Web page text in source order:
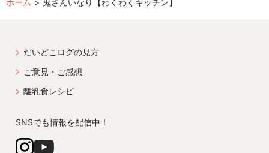
ホーム 鬼さんいなり【わくわくキッチン】
だいどこログの見方
ご意見・ご感想
離乳食レシピ
SNSでも情報を配信中！